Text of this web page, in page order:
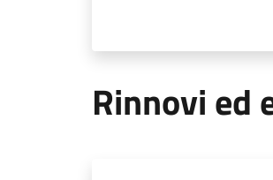
Rinnovi ed